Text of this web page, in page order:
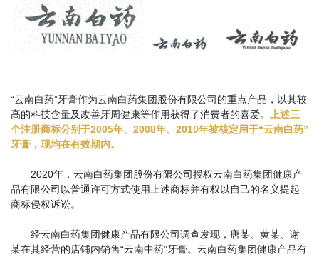
“云南白药”牙膏作为云南白药集团股份有限公司的重点产品，以其较
高的科技含量及改善牙周健康等作用获得了消费者的喜爱。
上述三
个注册商标分别于2005年、2008年、2010年被核定用于“云南白药”
牙膏，现均在有效期内。
2020年，云南白药集团股份有限公司授权云南白药集团健康产
品有限公司以普通许可方式使用上述商标并有权以自己的名义提起
商标侵权诉讼。
经云南白药集团健康产品有限公司调查发现，唐某、黄某、谢
某在其经营的店铺内销售“云南中药”牙膏。云南白药集团健康产品有